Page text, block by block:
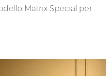
Matrix Special per